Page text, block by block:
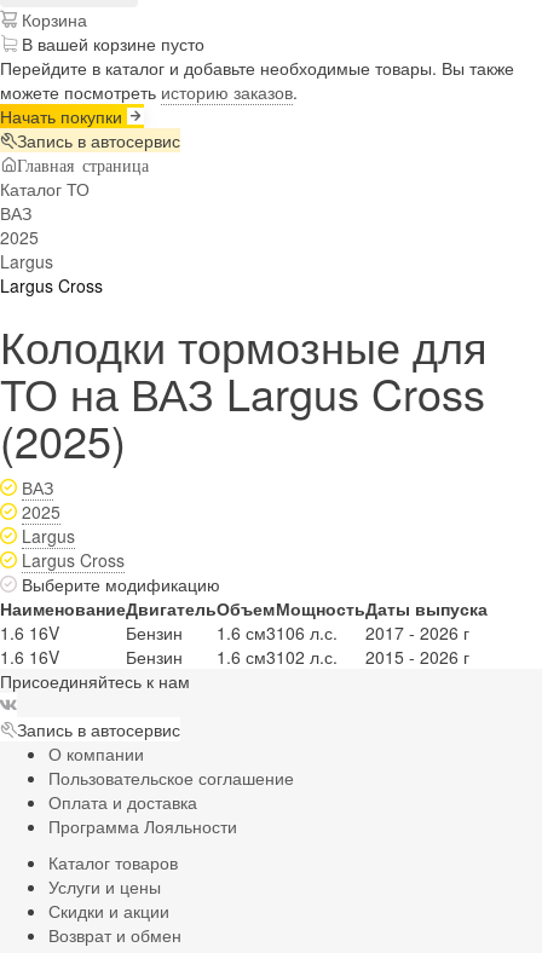
Корзина
В вашей корзине пусто
Перейдите в каталог и добавьте необходимые товары. Вы также
можете посмотреть историю заказов.
Начать покупки
Запись в автосервис
Главная страница
Каталог ТО
ВАЗ
2025
Largus
Largus Cross
Колодки тормозные для
ТО на ВАЗ Largus Cross
(2025)
ВАЗ
2025
Largus
Largus Cross
Выберите модификацию
НаименованиеДвигательОбъемМощностьДаты выпуска
1.6 16V
Бензин 1.6 см3106 л.с.
2017 - 2026 г
1.6 16V
Бензин 1.6 см3102 л.с.
2015 - 2026 г
Присоединяйтесь к нам
Запись в автосервис
О компании
Пользовательское соглашение
Оплата и доставка
Программа Лояльности
Каталог товаров
Услуги и цены
Скидки и акции
Возврат и обмен